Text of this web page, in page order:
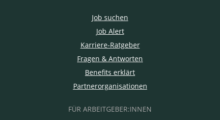
Job suchen
Job Alert
Karriere-Ratgeber
Fragen & Antworten
Benefits erklärt
Partnerorganisationen
FÜR ARBEITGEBER:INNEN